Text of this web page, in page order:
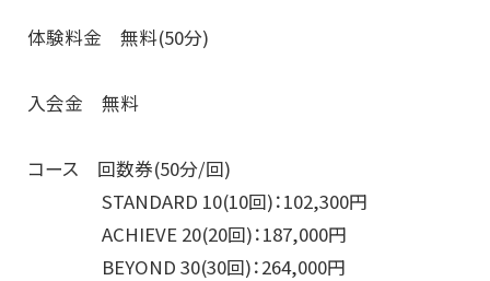
体験料金 無料(50分)
入会金 無料
コース 回数券(50分/回)
STANDARD 10(10回)：102,300円
ACHIEVE 20(20回)：187,000円
BEYOND 30(30回)：264,000円